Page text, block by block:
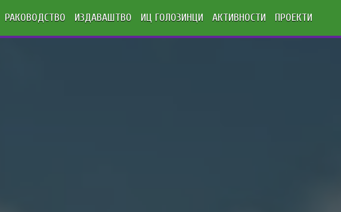
РАКОВОДСТВО ИЗДАВАШТВО ИЦ ГОЛОЗИНЦИ АКТИВНОСТИ ПРОЕКТИ